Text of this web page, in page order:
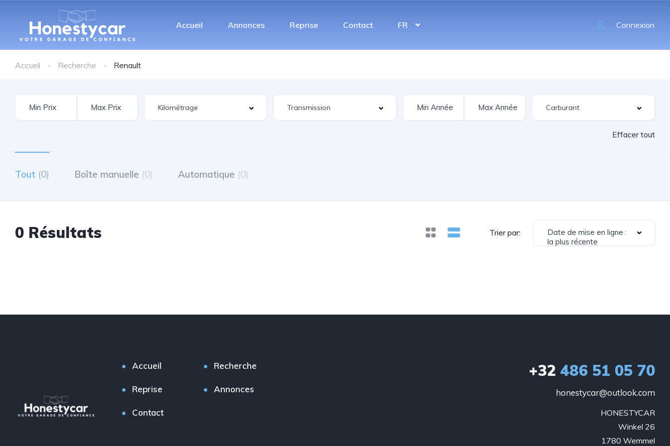
Accueil Annonces Reprise Contact FR Connexion
Accueil Recherche Renault
Effacer tout
Tout (0) Boîte manuelle (0) Automatique (0)
0 Résultats Trier par:
Date de mise en ligne :
la plus récente
Accueil Recherche
Reprise Annonces
Contact
+32 486 51 05 70
honestycar@outlook.com
HONESTYCAR
Winkel 26
1780 Wemmel